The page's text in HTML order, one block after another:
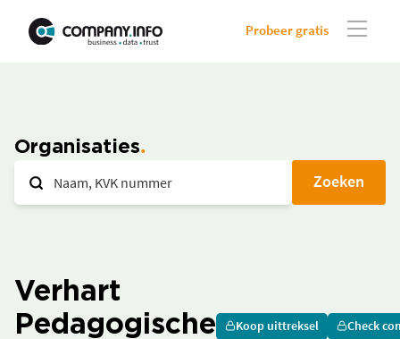
Probeer gratis
Organisaties
Zoeken
Verhart
Pedagogische
Koop uittreksel Check